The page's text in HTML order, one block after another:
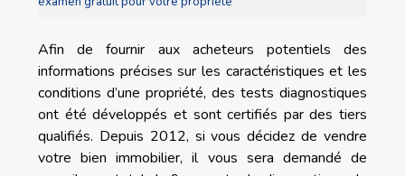
Afin de fournir aux acheteurs potentiels des
informations précises sur les caractéristiques et les
conditions d’une propriété, des tests diagnostiques
ont été développés et sont certifiés par des tiers
qualifiés. Depuis 2012, si vous décidez de vendre
votre bien immobilier, il vous sera demandé de